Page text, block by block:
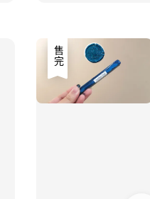
售完